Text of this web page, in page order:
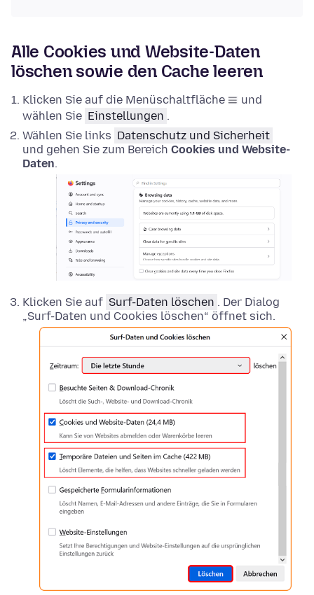
Alle Cookies und Website-Daten
löschen sowie den Cache leeren
Klicken Sie auf die Menüschaltfläche
und
wählen Sie Einstellungen .
Wählen Sie links Datenschutz und Sicherheit
und gehen Sie zum Bereich Cookies und Website-
Daten.
Klicken Sie auf Surf-Daten löschen . Der Dialog
„Surf-Daten und Cookies löschen“ öffnet sich.